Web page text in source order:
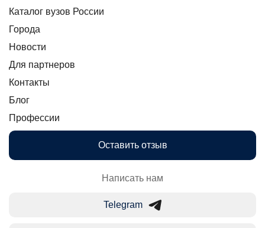
Каталог вузов России
Города
Новости
Для партнеров
Контакты
Блог
Профессии
Оставить отзыв
Написать нам
Telegram